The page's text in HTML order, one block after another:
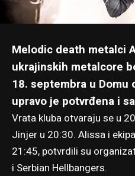
Melodic death metalci
ukrajinskih metalcore
18. septembra u Domu
upravo je potvrđena i
Vrata kluba otvaraju se u
Jinjer u 20:30. Alissa i
21:45, potvrdili su
i Serbian Hellbangers.